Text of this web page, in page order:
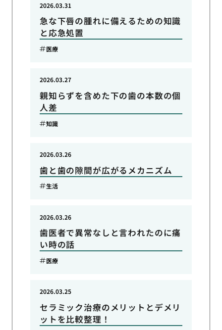
急な下唇の腫れに備えるための知識
と応急処置
2026.03.31
医療
親知らずを含めた下の歯の本数の個
人差
2026.03.27
知識
歯と歯の隙間が広がるメカニズム
2026.03.26
生活
歯医者で異常なしと言われたのに痛
い時の話
2026.03.26
医療
セラミック治療のメリットとデメリ
ットを比較整理！
2026.03.25